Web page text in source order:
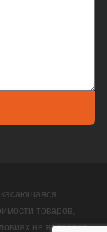
товаров,
не является